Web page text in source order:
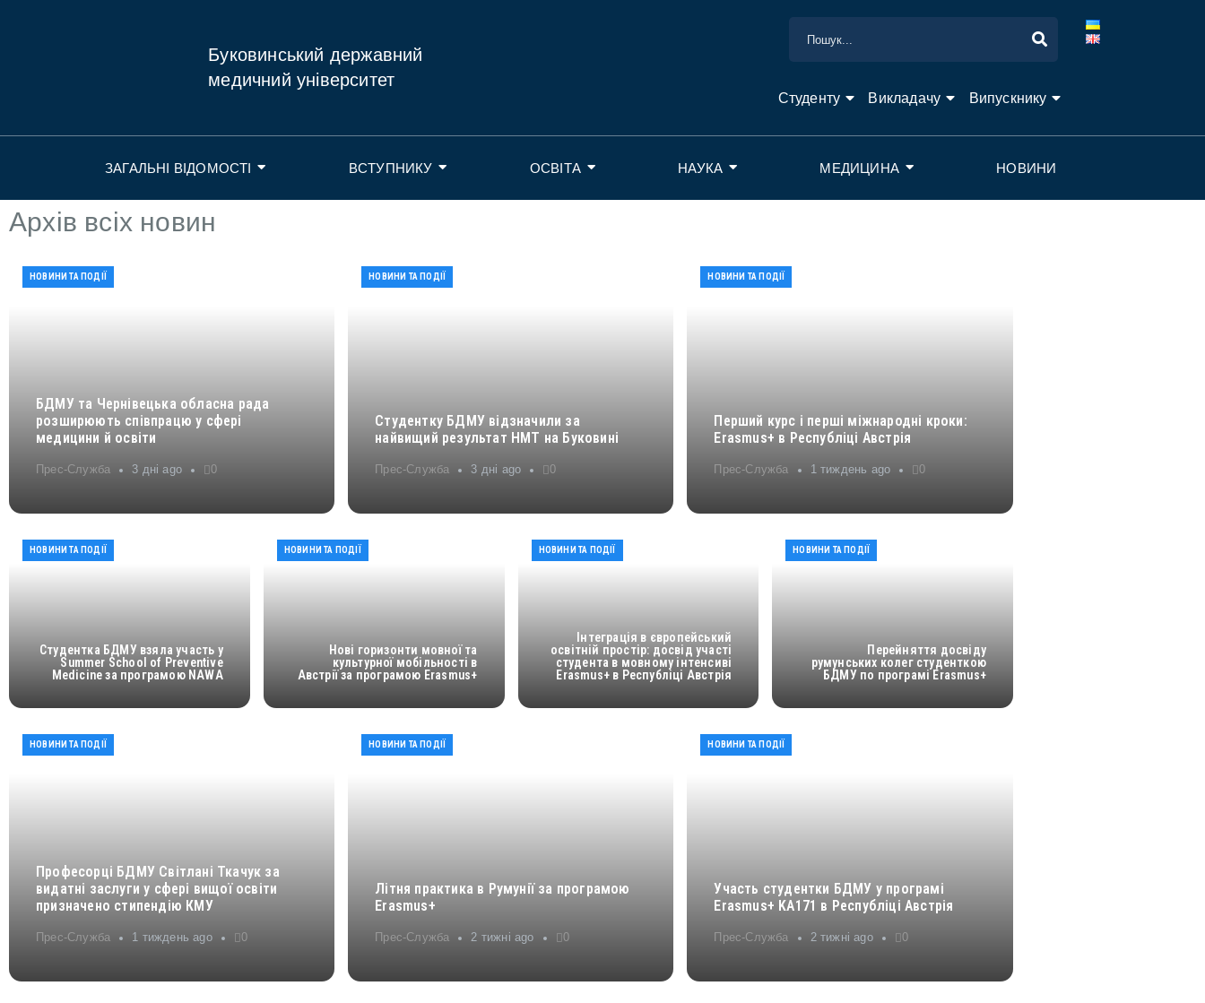
Буковинський державний
медичний університет
Студенту Викладачу Випускнику
ЗАГАЛЬНІ ВІДОМОСТІ ВСТУПНИКУ ОСВІТА НАУКА МЕДИЦИНА НОВИНИ
Архів всіх новин
БДМУ та Чернівецька обласна рада
розширюють співпрацю у сфері
медицини й освіти
Прес-Служба 3 дні ago 0
НОВИНИ ТА ПОДІЇ
Студентку БДМУ відзначили за
найвищий результат НМТ на Буковині
Прес-Служба 3 дні ago 0
НОВИНИ ТА ПОДІЇ
Перший курс і перші міжнародні кроки:
Erasmus+ в Республіці Австрія
Прес-Служба 1 тиждень ago 0
НОВИНИ ТА ПОДІЇ
Студентка БДМУ взяла участь у
Summer School of Preventive
Medicine за програмою NAWA
НОВИНИ ТА ПОДІЇ
Нові горизонти мовної та
культурної мобільності в
Австрії за програмою Erasmus+
НОВИНИ ТА ПОДІЇ
Інтеграція в європейський
освітній простір: досвід участі
студента в мовному інтенсиві
Erasmus+ в Республіці Австрія
НОВИНИ ТА ПОДІЇ
Перейняття досвіду
румунських колег студенткою
БДМУ по програмі Erasmus+
НОВИНИ ТА ПОДІЇ
Професорці БДМУ Світлані Ткачук за
видатні заслуги у сфері вищої освіти
призначено стипендію КМУ
Прес-Служба 1 тиждень ago 0
НОВИНИ ТА ПОДІЇ
Літня практика в Румунії за програмою
Erasmus+
Прес-Служба 2 тижні ago 0
НОВИНИ ТА ПОДІЇ
Участь студентки БДМУ у програмі
Erasmus+ KA171 в Республіці Австрія
Прес-Служба 2 тижні ago 0
НОВИНИ ТА ПОДІЇ